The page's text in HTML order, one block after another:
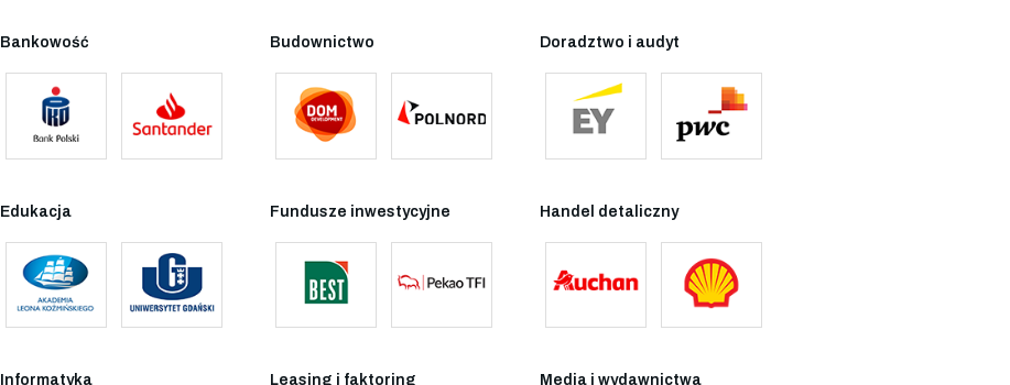
Bankowość Budownictwo Doradztwo i audyt
Edukacja Fundusze inwestycyjne Handel detaliczny
Informatyka Leasing i faktoring Media i wydawnictwa